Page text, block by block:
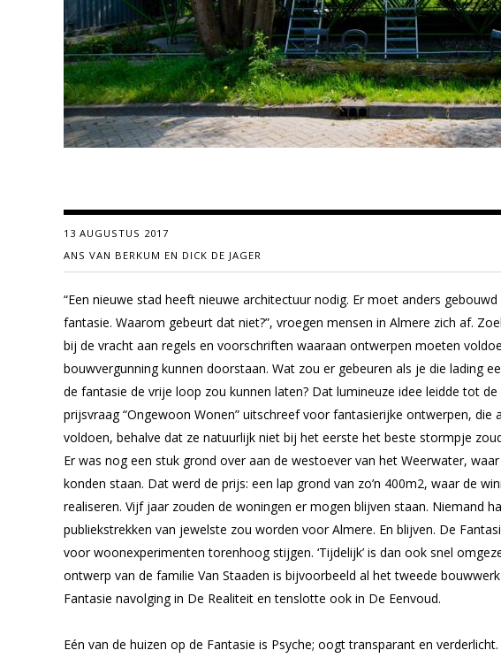
13 AUGUSTUS 2017
ANS VAN BERKUM EN DICK DE JAGER
“Een nieuwe stad heeft nieuwe architectuur nodig. Er moet anders
fantasie. Waarom gebeurt dat niet?”, vroegen mensen in Almere zich af.
bij de vracht aan regels en voorschriften waaraan ontwerpen moeten
bouwvergunning kunnen doorstaan. Wat zou er gebeuren als je die lading
de fantasie de vrije loop zou kunnen laten? Dat lumineuze idee leidde tot
prijsvraag “Ongewoon Wonen” uitschreef voor fantasierijke ontwerpen,
voldoen, behalve dat ze natuurlijk niet bij het eerste het beste stormpje
Er was nog een stuk grond over aan de westoever van het Weerwater,
konden staan. Dat werd de prijs: een lap grond van zo’n 400m2, waar de
realiseren. Vijf jaar zouden de woningen er mogen blijven staan. Niemand
publiekstrekken van jewelste zou worden voor Almere. En blijven. De
voor woonexperimenten torenhoog stijgen. ‘Tijdelijk’ is dan ook snel
ontwerp van de familie Van Staaden is bijvoorbeeld al het tweede
Fantasie navolging in De Realiteit en tenslotte ook in De Eenvoud.
Eén van de huizen op de Fantasie is Psyche; oogt transparant en